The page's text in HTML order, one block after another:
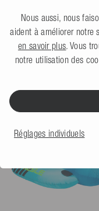
orange
5.0 (1 Avis)
Plus de couleurs
29,99 €
Nous aussi, nous
aident à améliorer
en savoir plus . Vous
notre utilisation des
Réglages individuels